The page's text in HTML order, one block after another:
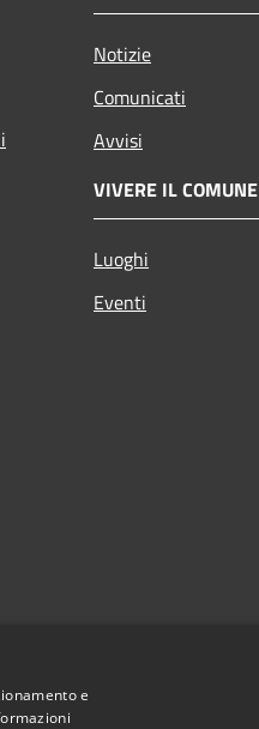
Notizie
Comunicati
Avvisi
VIVERE IL COMUNE
Luoghi
Eventi
e